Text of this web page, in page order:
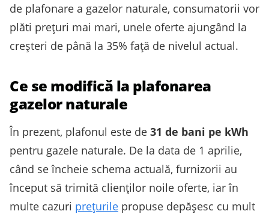
de plafonare a gazelor naturale, consumatorii vor
plăti prețuri mai mari, unele oferte ajungând la
creșteri de până la 35% față de nivelul actual.
Ce se modifică la plafonarea
gazelor naturale
În prezent, plafonul este de 31 de bani pe kWh
pentru gazele naturale. De la data de 1 aprilie,
când se încheie schema actuală, furnizorii au
început să trimită clienților noile oferte, iar în
multe cazuri prețurile propuse depășesc cu mult